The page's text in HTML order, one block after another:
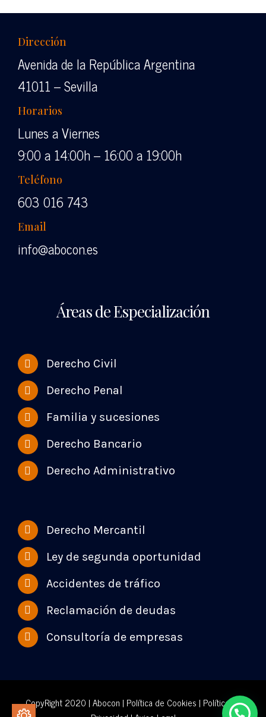
Dirección
Avenida de la República Argentina
41011 – Sevilla
Horarios
Lunes a Viernes
9:00 a 14:00h – 16:00 a 19:00h
Teléfono
603 016 743
Email
info@abocon.es
Áreas de Especialización
Derecho Civil
Derecho Penal
Familia y sucesiones
Derecho Bancario
Derecho Administrativo
Derecho Mercantil
Ley de segunda oportunidad
Accidentes de tráfico
Reclamación de deudas
Consultoría de empresas
CopyRight 2020 | Abocon | Política de Cookies | Política de